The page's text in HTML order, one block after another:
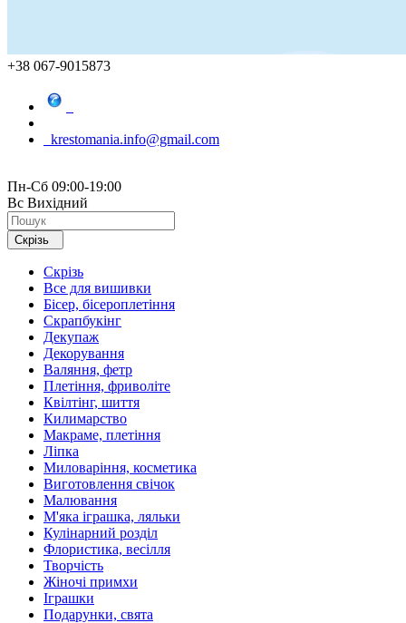
+38 067-9015873
krestomania.info@gmail.com
Пн-Сб 09:00-19:00
Вс Вихідний
Скрізь
Скрізь
Все для вишивки
Бісер, бісероплетіння
Скрапбукінг
Декупаж
Декорування
Валяння, фетр
Плетіння, фриволіте
Квілтінг, шиття
Килимарство
Макраме, плетіння
Ліпка
Миловаріння, косметика
Виготовлення свічок
Малювання
М'яка іграшка, ляльки
Кулінарний розділ
Флористика, весілля
Творчість
Жіночі примхи
Іграшки
Подарунки, свята